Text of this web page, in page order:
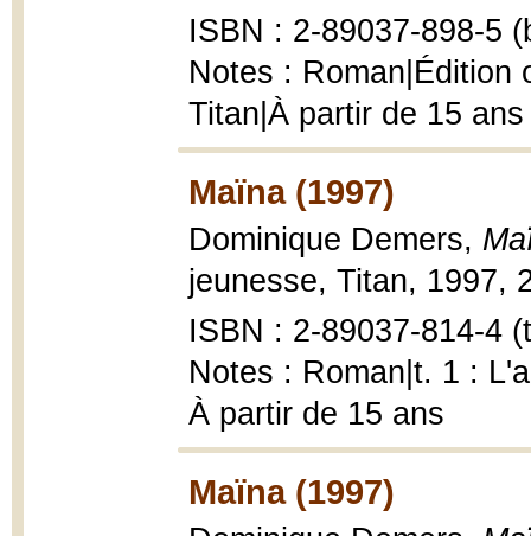
ISBN : 2-89037-898-5
Notes : Roman|Édition
Titan|À partir de 15 ans
Maïna (1997)
Dominique Demers,
jeunesse, Titan, 1997,
ISBN : 2-89037-814-4
Notes : Roman|t. 1 :
À partir de 15 ans
Maïna (1997)